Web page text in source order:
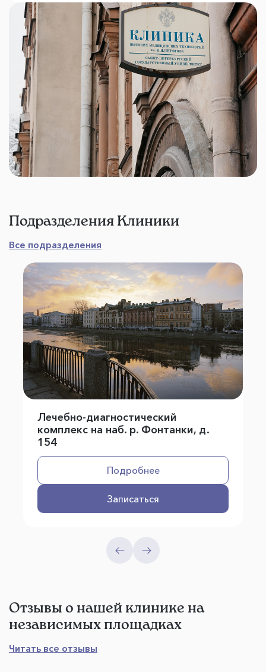
Подразделения Клиники
Все подразделения
Лечебно-диагностический
комплекс на наб. р. Фонтанки, д.
154
Подробнее
Записаться
Отзывы о нашей клинике на
независимых площадках
Читать все отзывы